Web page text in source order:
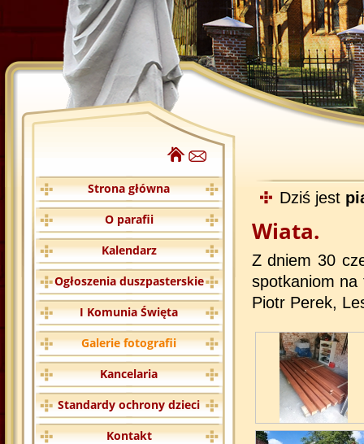
Strona główna
O parafii
Kalendarz
Ogłoszenia duszpasterskie
I Komunia Święta
Galerie fotografii
Kancelaria
Standardy ochrony dzieci
Kontakt
Dziś jest
Wiata.
Z dniem 30
spotkaniom na
Piotr Perek,